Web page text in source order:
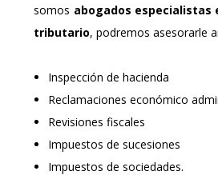
somos abogados especialistas
tributario, podremos asesorarle
Inspección de hacienda
Reclamaciones económico
Revisiones fiscales
Impuestos de sucesiones
Impuestos de sociedades.